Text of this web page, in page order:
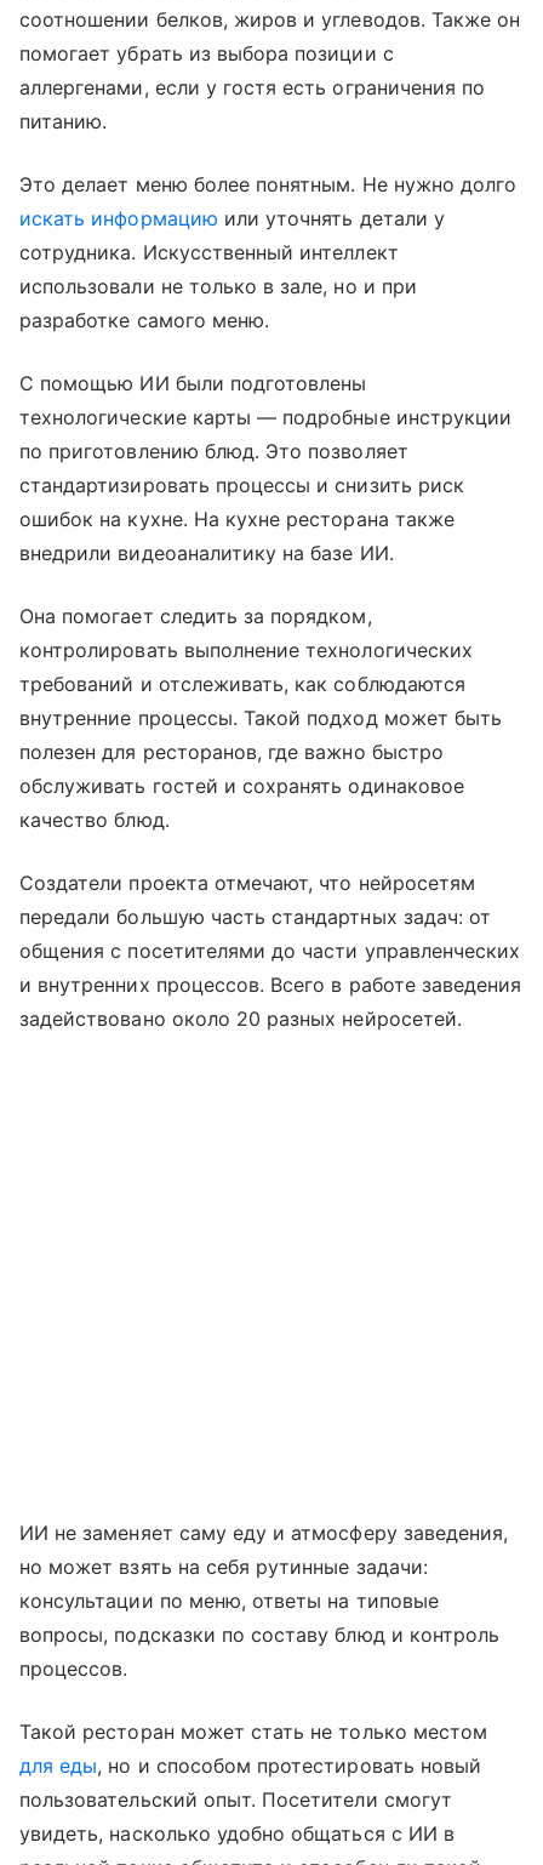
соотношении белков, жиров и углеводов. Также он
помогает убрать из выбора позиции с
аллергенами, если у гостя есть ограничения по
питанию.
Это делает меню более понятным. Не нужно долго
искать информацию или уточнять детали у
сотрудника. Искусственный интеллект
использовали не только в зале, но и при
разработке самого меню.
С помощью ИИ были подготовлены
технологические карты — подробные инструкции
по приготовлению блюд. Это позволяет
стандартизировать процессы и снизить риск
ошибок на кухне. На кухне ресторана также
внедрили видеоаналитику на базе ИИ.
Она помогает следить за порядком,
контролировать выполнение технологических
требований и отслеживать, как соблюдаются
внутренние процессы. Такой подход может быть
полезен для ресторанов, где важно быстро
обслуживать гостей и сохранять одинаковое
качество блюд.
Создатели проекта отмечают, что нейросетям
передали большую часть стандартных задач: от
общения с посетителями до части управленческих
и внутренних процессов. Всего в работе заведения
задействовано около 20 разных нейросетей.
ИИ не заменяет саму еду и атмосферу заведения,
но может взять на себя рутинные задачи:
консультации по меню, ответы на типовые
вопросы, подсказки по составу блюд и контроль
процессов.
Такой ресторан может стать не только местом
для еды, но и способом протестировать новый
пользовательский опыт. Посетители смогут
увидеть, насколько удобно общаться с ИИ в